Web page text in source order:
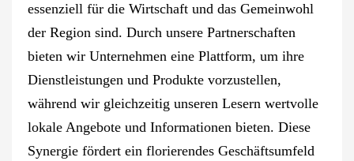
essenziell für die Wirtschaft und das Gemeinwohl
der Region sind. Durch unsere Partnerschaften
bieten wir Unternehmen eine Plattform, um ihre
Dienstleistungen und Produkte vorzustellen,
während wir gleichzeitig unseren Lesern wertvolle
lokale Angebote und Informationen bieten. Diese
Synergie fördert ein florierendes Geschäftsumfeld